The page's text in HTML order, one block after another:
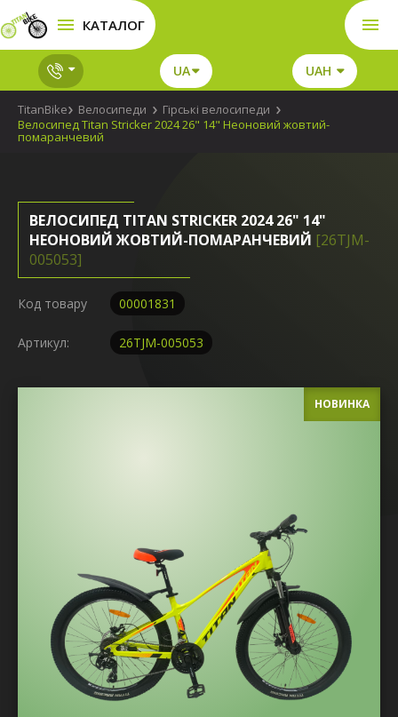
КАТАЛОГ
UA UAH
TitanBike Велосипеди
Гірські велосипеди
Велосипед Titan Stricker 2024 26" 14" Неоновий жовтий-
помаранчевий
ВЕЛОСИПЕД TITAN STRICKER 2024 26" 14"
НЕОНОВИЙ ЖОВТИЙ-ПОМАРАНЧЕВИЙ [26TJM-
005053]
Код товару 00001831
Артикул: 26TJM-005053
НОВИНКА